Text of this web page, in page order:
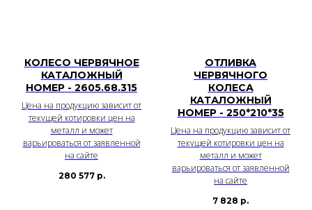
КОЛЕСО ЧЕРВЯЧНОЕ
КАТАЛОЖНЫЙ
НОМЕР - 2605.68.315
Цена на продукцию зависит от
текущей котировки цен на
металл и может
варьироваться от заявленной
на сайте
280 577 р.
ОТЛИВКА
ЧЕРВЯЧНОГО
КОЛЕСА
КАТАЛОЖНЫЙ
НОМЕР - 250*210*35
Цена на продукцию зависит от
текущей котировки цен на
металл и может
варьироваться от заявленной
на сайте
7 828 р.